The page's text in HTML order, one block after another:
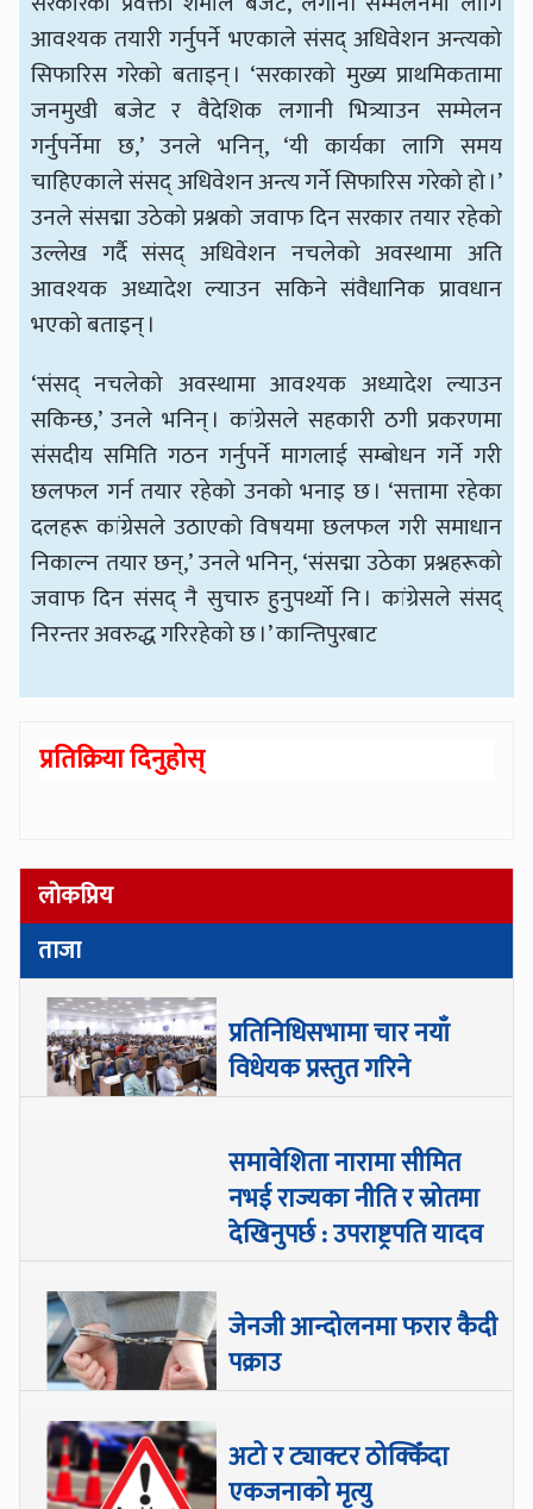
आवश्यक तयारी गर्नुपर्ने भएकाले संसद् अधिवेशन अन्त्यको
सिफारिस गरेको बताइन् । ‘सरकारको मुख्य प्राथमिकतामा
जनमुखी बजेट र वैदेशिक लगानी भित्र्याउन सम्मेलन
गर्नुपर्नेमा छ,’ उनले भनिन्, ‘यी कार्यका लागि समय
चाहिएकाले संसद् अधिवेशन अन्त्य गर्ने सिफारिस गरेको हो ।’
उनले संसद्मा उठेको प्रश्नको जवाफ दिन सरकार तयार रहेको
उल्लेख गर्दै संसद् अधिवेशन नचलेको अवस्थामा अति
आवश्यक अध्यादेश ल्याउन सकिने संवैधानिक प्रावधान
भएको बताइन् ।
‘संसद् नचलेको अवस्थामा आवश्यक अध्यादेश ल्याउन
सकिन्छ,’ उनले भनिन् । कांग्रेसले सहकारी ठगी प्रकरणमा
संसदीय समिति गठन गर्नुपर्ने मागलाई सम्बोधन गर्ने गरी
छलफल गर्न तयार रहेको उनको भनाइ छ । ‘सत्तामा रहेका
दलहरू कांग्रेसले उठाएको विषयमा छलफल गरी समाधान
निकाल्न तयार छन्,’ उनले भनिन्, ‘संसद्मा उठेका प्रश्नहरूको
जवाफ दिन संसद् नै सुचारु हुनुपर्थ्यो नि । कांग्रेसले संसद्
निरन्तर अवरुद्ध गरिरहेको छ ।’ कान्तिपुरबाट
प्रतिक्रिया दिनुहोस्
लोकप्रिय
ताजा
प्रतिनिधिसभामा चार नयाँ
विधेयक प्रस्तुत गरिने
समावेशिता नारामा सीमित
नभई राज्यका नीति र स्रोतमा
देखिनुपर्छ : उपराष्ट्रपति यादव
जेनजी आन्दोलनमा फरार कैदी
पक्राउ
अटो र ट्याक्टर ठोक्किँदा
एकजनाको मृत्यु